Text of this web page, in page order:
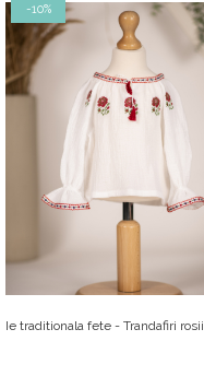
-10%
Ie traditionala fete - Trandafiri rosii